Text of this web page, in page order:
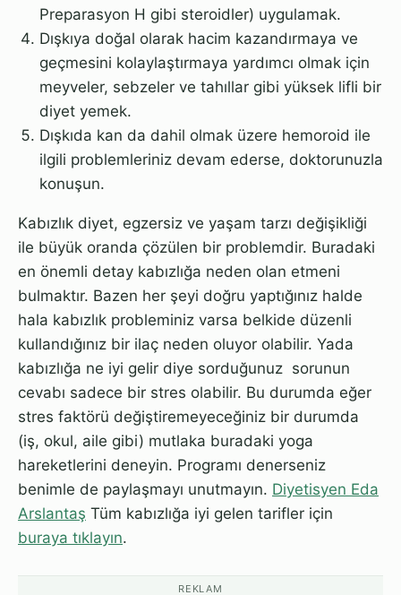
Preparasyon H gibi steroidler) uygulamak.
Dışkıya doğal olarak hacim kazandırmaya ve
geçmesini kolaylaştırmaya yardımcı olmak için
meyveler, sebzeler ve tahıllar gibi yüksek lifli bir
diyet yemek.
Dışkıda kan da dahil olmak üzere hemoroid ile
ilgili problemleriniz devam ederse, doktorunuzla
konuşun.
Kabızlık diyet, egzersiz ve yaşam tarzı değişikliği
ile büyük oranda çözülen bir problemdir. Buradaki
en önemli detay kabızlığa neden olan etmeni
bulmaktır. Bazen her şeyi doğru yaptığınız halde
hala kabızlık probleminiz varsa belkide düzenli
kullandığınız bir ilaç neden oluyor olabilir. Yada
kabızlığa ne iyi gelir diye sorduğunuz sorunun
cevabı sadece bir stres olabilir. Bu durumda eğer
stres faktörü değiştiremeyeceğiniz bir durumda
(iş, okul, aile gibi) mutlaka buradaki yoga
hareketlerini deneyin. Programı denerseniz
benimle de paylaşmayı unutmayın. Diyetisyen Eda
Arslantaş Tüm kabızlığa iyi gelen tarifler için
buraya tıklayın.
REKLAM